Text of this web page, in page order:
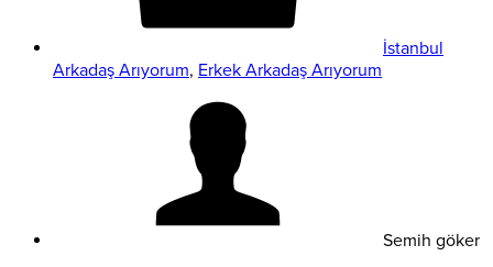
İstanbul
Arkadaş Arıyorum, Erkek Arkadaş Arıyorum
Semih göker